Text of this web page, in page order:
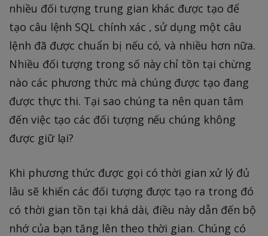
nhiều đối tượng trung gian khác được tạo để
tạo câu lệnh SQL chính xác , sử dụng một câu
lệnh đã được chuẩn bị nếu có, và nhiều hơn nữa.
Nhiều đối tượng trong số này chỉ tồn tại chừng
nào các phương thức mà chúng được tạo đang
được thực thi. Tại sao chúng ta nên quan tâm
đến việc tạo các đối tượng nếu chúng không
được giữ lại?
Khi phương thức được gọi có thời gian xử lý đủ
lâu sẽ khiến các đối tượng được tạo ra trong đó
có thời gian tồn tại khá dài, điều này dẫn đến bộ
nhớ của bạn tăng lên theo thời gian. Chúng có